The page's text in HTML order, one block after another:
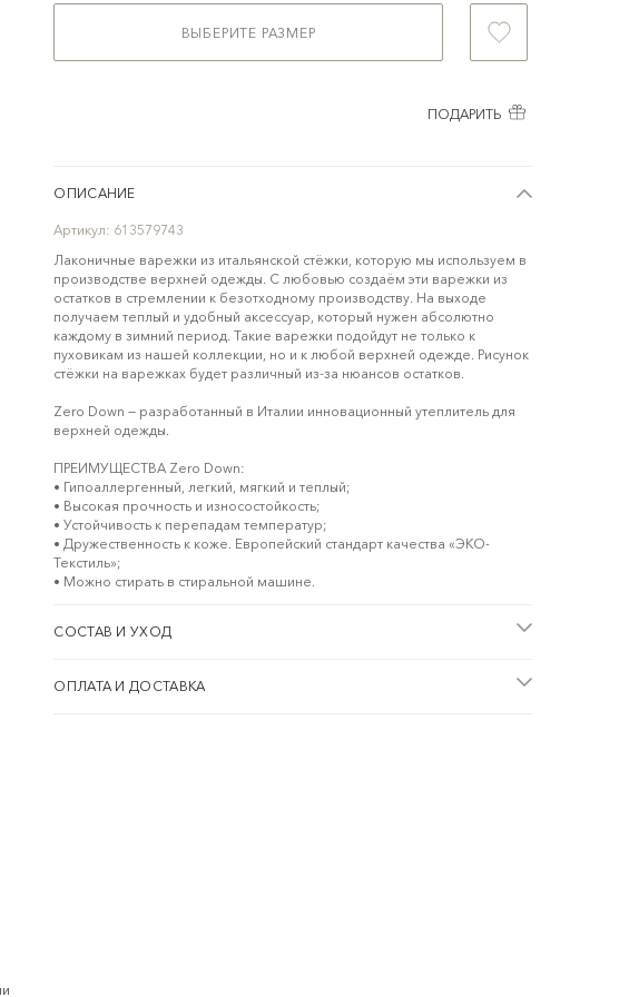
ВЫБЕРИТЕ РАЗМЕР
ПОДАРИТЬ
ОПИСАНИЕ
Артикул: 613579743
Лаконичные варежки из итальянской стёжки, которую мы используем в
производстве верхней одежды. С любовью создаём эти варежки из
остатков в стремлении к безотходному производству. На выходе
получаем теплый и удобный аксессуар, который нужен абсолютно
каждому в зимний период. Такие варежки подойдут не только к
пуховикам из нашей коллекции, но и к любой верхней одежде. Рисунок
стёжки на варежках будет различный из-за нюансов остатков.
Zero Down — разработанный в Италии инновационный утеплитель для
верхней одежды.
ПРЕИМУЩЕСТВА Zero Down:
• Гипоаллергенный, легкий, мягкий и теплый;
• Высокая прочность и износостойкость;
• Устойчивость к перепадам температур;
• Дружественность к коже. Европейский стандарт качества «ЭКО-
Текстиль»;
• Можно стирать в стиральной машине.
СОСТАВ И УХОД
ОПЛАТА И ДОСТАВКА